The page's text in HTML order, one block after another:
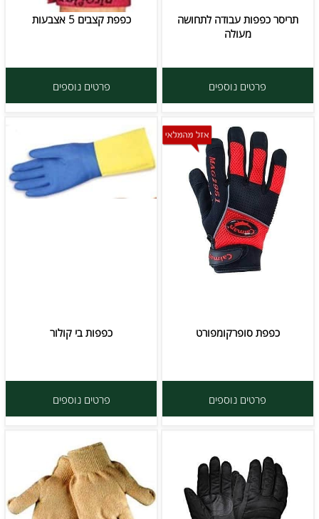
תריסר כפפות עבודה לתחושה
מעולה
פרטים נוספים
כפפת קצבים 5 אצבעות
פרטים נוספים
כפפת סופרקומפורט
פרטים נוספים
כפפות בי קולור
פרטים נוספים